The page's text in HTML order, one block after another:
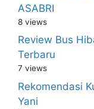
ASABRI
8 views
Review Bus
Terbaru
7 views
Rekomendasi
Yani